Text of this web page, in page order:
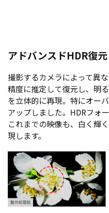
アドバンスドHDR復元
撮影するカメラによって異
精度に推定して復元し、明
を立体的に再現。特にオー
アップしました。HDRフォ
これまでの映像も、白く輝
現します。